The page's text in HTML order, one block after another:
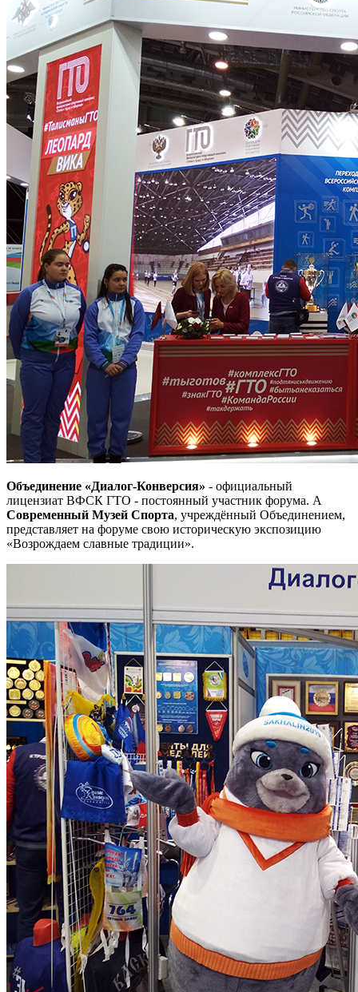
Объединение «Диалог-Конверсия» - официальный
лицензиат ВФСК ГТО - постоянный участник форума. А
Современный Музей Спорта, учреждённый Объединением,
представляет на форуме свою историческую экспозицию
«Возрождаем славные традиции».